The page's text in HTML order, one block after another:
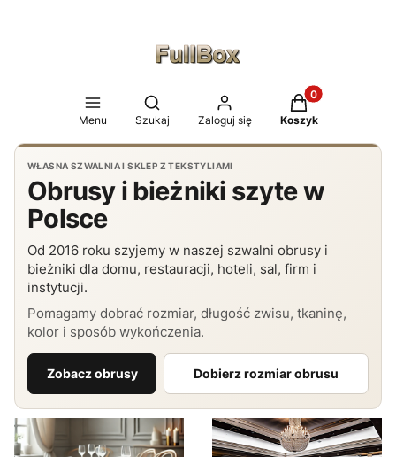
Menu
Otwórz wyszukiwarkę
Szukaj Zaloguj się
Produkty w
Koszyk
WŁASNA SZWALNIA I SKLEP Z TEKSTYLIAMI
Obrusy i bieżniki szyte w
Polsce
Od 2016 roku szyjemy w naszej szwalni obrusy i
bieżniki dla domu, restauracji, hoteli, sal, firm i
instytucji.
Pomagamy dobrać rozmiar, długość zwisu, tkaninę,
kolor i sposób wykończenia.
Zobacz obrusy Dobierz rozmiar obrusu